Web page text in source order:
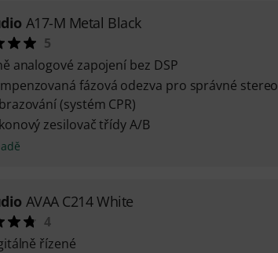
A17-M Metal Black
5
analogové zapojení bez DSP
fázová odezva pro správné stereo
(systém CPR)
zesilovač třídy A/B
AVAA C214 White
4
řízené